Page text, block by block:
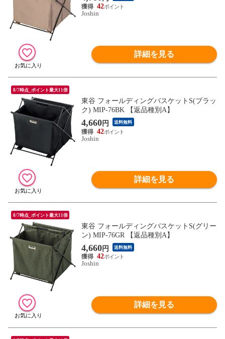
42
Joshin
詳細を見る
8/7時点_ポイント最大11倍
東谷 フォールディングバスケットS(ブラッ
ク) MIP-76BK 【返品種別A】
4,660円 送料無料
42
Joshin
詳細を見る
8/7時点_ポイント最大11倍
東谷 フォールディングバスケットS(グリー
ン) MIP-76GR 【返品種別A】
4,660円 送料無料
42
Joshin
詳細を見る